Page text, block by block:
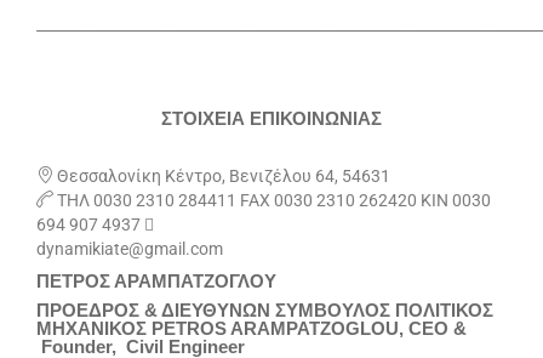
ΣΤΟΙΧΕΙΑ ΕΠΙΚΟΙΝΩΝΙΑΣ
 Θεσσαλονίκη Κέντρο, Βενιζέλου 64, 54631
 ΤΗΛ 0030 2310 284411 FAX 0030 2310 262420 ΚΙΝ 0030
694 907 4937 
dynamikiate@gmail.com
ΠΕΤΡΟΣ ΑΡΑΜΠΑΤΖΟΓΛΟΥ
ΠΡΟΕΔΡΟΣ & ΔΙΕΥΘΥΝΩΝ ΣΥΜΒΟΥΛΟΣ ΠΟΛΙΤΙΚΟΣ
ΜΗΧΑΝΙΚΟΣ PETROS ARAMPATZOGLOU, CEO &
Founder, Civil Engineer